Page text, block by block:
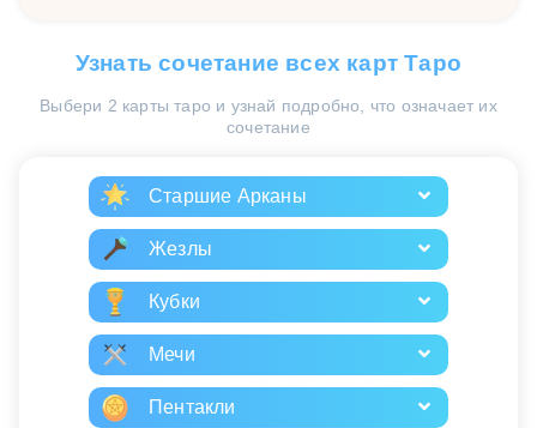
Узнать сочетание всех карт Таро
Выбери 2 карты таро и узнай подробно, что означает их
сочетание
Старшие Арканы
Жезлы
Кубки
Мечи
Пентакли